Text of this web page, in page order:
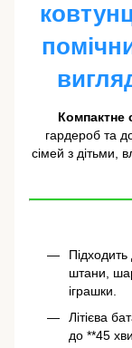
Компактне
гардероб та
сімей з дітьми,
штани,
іграшки.
Літієва
до **45